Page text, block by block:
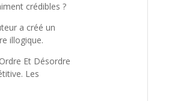
crédibles ?
a créé un
illogique.
Et Désordre
Les